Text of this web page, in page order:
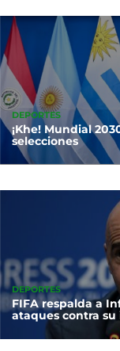
DEPORTES
¡Khe! Mundial
selecciones
DEPORTES
FIFA respalda a
ataques contra